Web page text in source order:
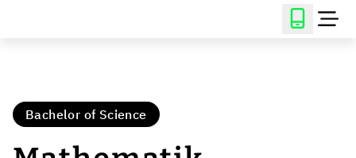
Bachelor of Science